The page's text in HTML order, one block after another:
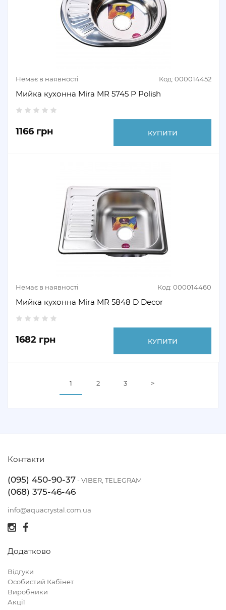
Немає в наявності Код: 000014452
Мийка кухонна Mira MR 5745 P Polish
1166 грн КУПИТИ
Немає в наявності Код: 000014460
Мийка кухонна Mira MR 5848 D Decor
1682 грн КУПИТИ
1 2 3 >
Контакти
(095) 450-90-37- VIBER, TELEGRAM
(068) 375-46-46
info@aquacrystal.com.ua
Додатково
Відгуки
Особистий Кабінет
Виробники
Акції